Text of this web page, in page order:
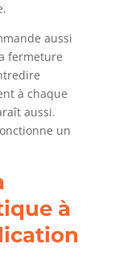
aussi
fermeture
à chaque
aussi.
un
à